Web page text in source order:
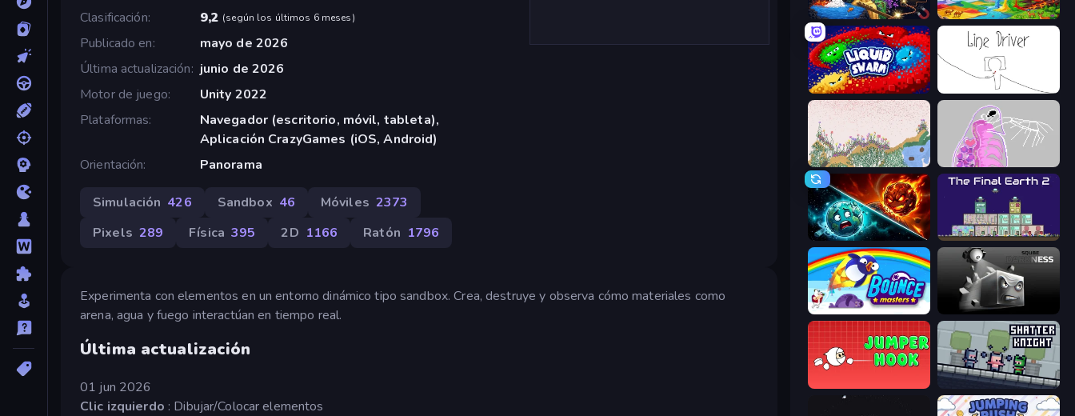
Clasificación
9,2 (según los últimos 6 meses)
Publicado en
mayo de 2026
Última actualización
junio de 2026
Motor de juego
Unity 2022
Plataformas
Navegador (escritorio, móvil, tableta),
Aplicación CrazyGames (iOS, Android)
Orientación
Panorama
Simulación 426 Sandbox 46 Móviles 2373
Pixels 289 Física 395 2D 1166 Ratón 1796
Experimenta con elementos en un entorno dinámico tipo sandbox. Crea, destruye y observa cómo materiales como
arena, agua y fuego interactúan en tiempo real.
Última actualización
01 jun 2026
Clic izquierdo : Dibujar/Colocar elementos
Sandbox: Particle World Sandbox World: Sand Art
Liquid Swarm
Sandspiel Orb.Farm
PlanetCrush 2 The Final Earth 2
Bouncemasters Sqube Darkness
Shatter Knight